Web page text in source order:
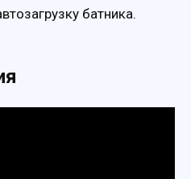
батника.